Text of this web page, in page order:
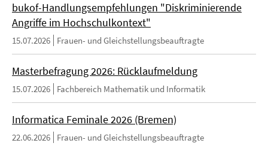
bukof-Handlungsempfehlungen "Diskriminierende
Angriffe im Hochschulkontext"
15.07.2026 Frauen- und Gleichstellungsbeauftragte
Masterbefragung 2026: Rücklaufmeldung
15.07.2026 Fachbereich Mathematik und Informatik
Informatica Feminale 2026 (Bremen)
22.06.2026 Frauen- und Gleichstellungsbeauftragte